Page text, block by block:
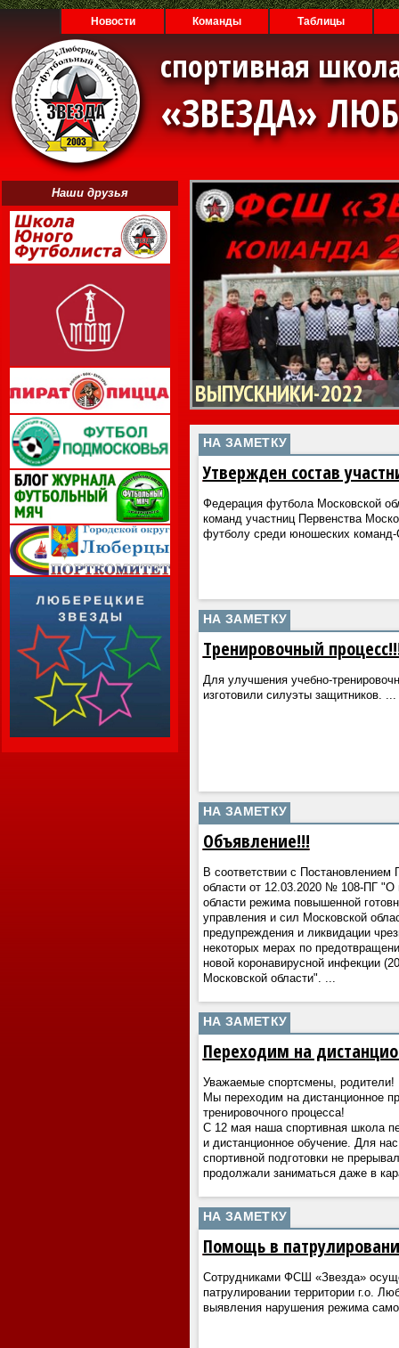
Новости Команды Таблицы
спортивная
«ЗВЕЗДА»
Наши друзья
ВЫПУСКНИКИ-2022
НА ЗАМЕТКУ
Утвержден состав
Федерация футбола Московской
команд участниц Первенства
футболу среди юношеских команд-
НА ЗАМЕТКУ
Тренировочный
Для улучшения учебно-
изготовили силуэты защитников.
НА ЗАМЕТКУ
Объявление!!!
В соответствии с Постановлением
области от 12.03.2020 № 108-ПГ "О
области режима повышенной
управления и сил Московской
предупреждения и ликвидации
некоторых мерах по
новой коронавирусной инфекции
Московской области".
НА ЗАМЕТКУ
Переходим на
Уважаемые спортсмены, родители!
Мы переходим на дистанционное
тренировочного процесса!
С 12 мая наша спортивная школа
и дистанционное обучение. Для
спортивной подготовки не
продолжали заниматься даже в
НА ЗАМЕТКУ
Помощь в
Сотрудниками ФСШ «Звезда»
патрулировании территории г.о.
выявления нарушения режима